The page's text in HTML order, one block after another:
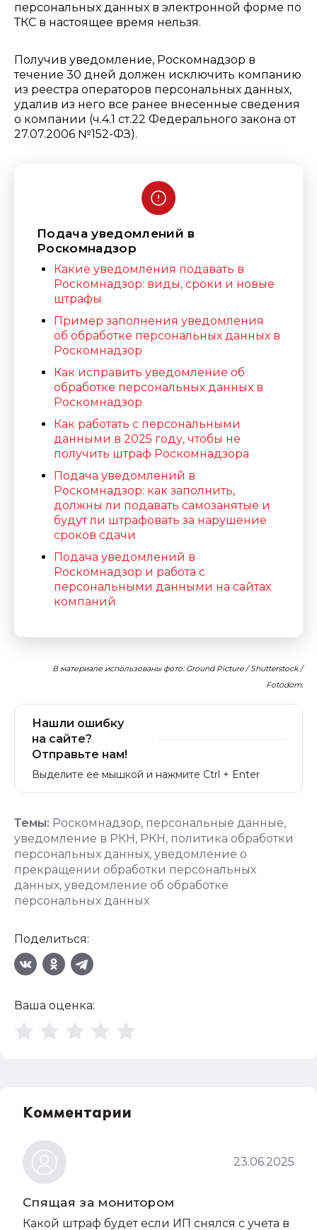
персональных данных в электронной форме по
ТКС в настоящее время нельзя.
Получив уведомление, Роскомнадзор в
течение 30 дней должен исключить компанию
из реестра операторов персональных данных,
удалив из него все ранее внесенные сведения
о компании (ч.4.1 ст.22 Федерального закона от
27.07.2006 №152-ФЗ).
Подача уведомлений в
Роскомнадзор
Какие уведомления подавать в
Роскомнадзор: виды, сроки и новые
штрафы
Пример заполнения уведомления
об обработке персональных данных в
Роскомнадзор
Как исправить уведомление об
обработке персональных данных в
Роскомнадзор
Как работать с персональными
данными в 2025 году, чтобы не
получить штраф Роскомнадзора
Подача уведомлений в
Роскомнадзор: как заполнить,
должны ли подавать самозанятые и
будут ли штрафовать за нарушение
сроков сдачи
Подача уведомлений в
Роскомнадзор и работа с
персональными данными на сайтах
компаний
В материале использованы фото: Ground Picture / Shutterstock /
Fotodom.
Нашли ошибку
на сайте?
Отправьте нам!
Выделите ее мышкой и нажмите Ctrl + Enter
Темы: Роскомнадзор, персональные данные,
уведомление в РКН, РКН, политика обработки
персональных данных, уведомление о
прекращении обработки персональных
данных, уведомление об обработке
персональных данных
Поделиться:
Ваша оценка:
Комментарии
Спящая за монитором
23.06.2025
Какой штраф будет если ИП снялся с учета в